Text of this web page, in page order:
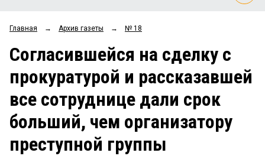
ОБЩЕСТВО
ЗАКОН
НОВОСТИ КОМПАНИЙ
ПРОИСШЕСТВИЯ
СТИЛЬ ЖИЗНИ
Рейтинги
Блоги
Архив
Главная → Архив газеты → № 18
Согласившейся на сделку с
прокуратурой и рассказавшей
все сотруднице дали срок
больший, чем организатору
преступной группы